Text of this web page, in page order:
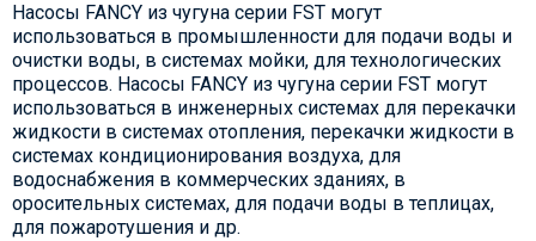
Насосы FANCY из чугуна серии FST могут
использоваться в промышленности для подачи воды и
очистки воды, в системах мойки, для технологических
процессов. Насосы FANCY из чугуна серии FST могут
использоваться в инженерных системах для перекачки
жидкости в системах отопления, перекачки жидкости в
системах кондиционирования воздуха, для
водоснабжения в коммерческих зданиях, в
оросительных системах, для подачи воды в теплицах,
для пожаротушения и др.